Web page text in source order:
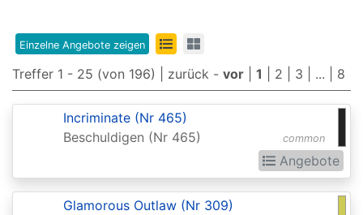
8th
Edition
9th
in
Einzelne Angebote zeigen
Treffer 1 - 25 (von 196) | zurück - vor 1 2 3 | ... | 8
common
Incriminate (Nr 465)
Beschuldigen (Nr 465)
Angebote
Glamorous Outlaw (Nr 309)